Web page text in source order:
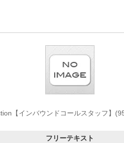
【インバウンドコールスタッフ】
フリーテキスト